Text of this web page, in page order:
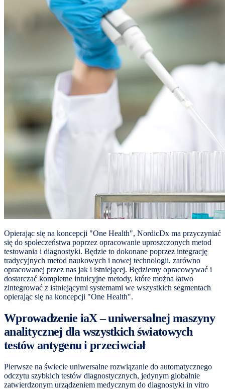
Opierając się na koncepcji "One Health", NordicDx ma przyczyniać
się do społeczeństwa poprzez opracowanie uproszczonych metod
testowania i diagnostyki. Będzie to dokonane poprzez integrację
tradycyjnych metod naukowych i nowej technologii, zarówno
opracowanej przez nas jak i istniejącej. Będziemy opracowywać i
dostarczać kompletne intuicyjne metody, które można łatwo
zintegrować z istniejącymi systemami we wszystkich segmentach
opierając się na koncepcji "One Health".
Wprowadzenie iaX – uniwersalnej maszyny
analitycznej dla wszystkich światowych
testów antygenu i przeciwciał
Pierwsze na świecie uniwersalne rozwiązanie do automatycznego
odczytu szybkich testów diagnostycznych, jedynym globalnie
zatwierdzonym urządzeniem medycznym do diagnostyki in vitro